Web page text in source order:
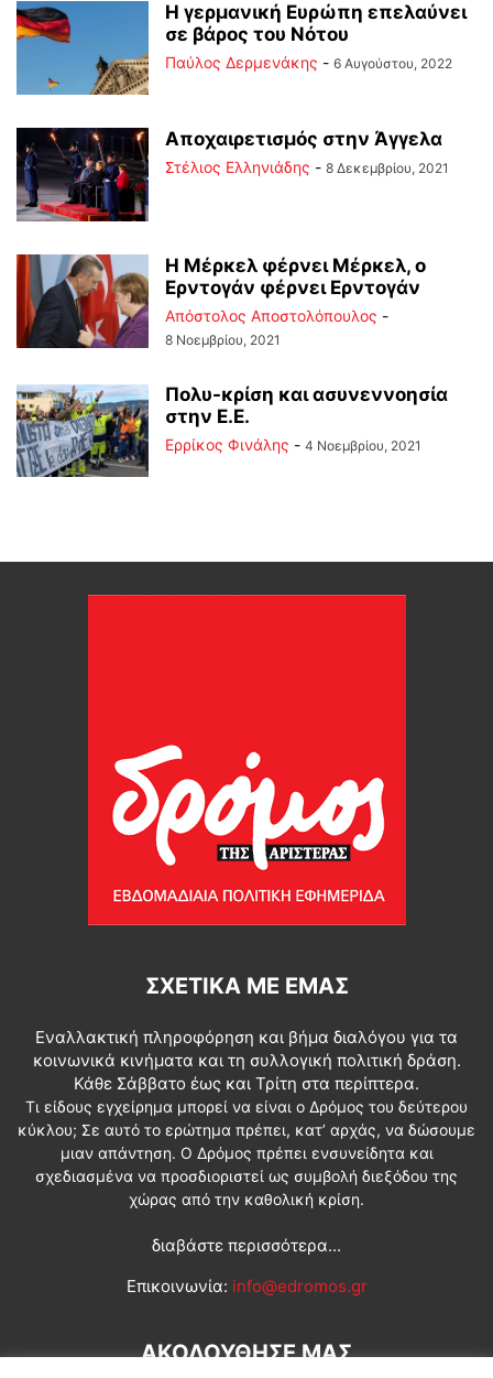
Η γερμανική Ευρώπη επελαύνει
σε βάρος του Νότου
Παύλος Δερμενάκης - 6 Αυγούστου, 2022
Αποχαιρετισμός στην Άγγελα
Στέλιος Ελληνιάδης - 8 Δεκεμβρίου, 2021
Η Μέρκελ φέρνει Μέρκελ, ο
Ερντογάν φέρνει Ερντογάν
Απόστολος Αποστολόπουλος -
8 Νοεμβρίου, 2021
Πολυ-κρίση και ασυνεννοησία
στην Ε.Ε.
Ερρίκος Φινάλης - 4 Νοεμβρίου, 2021
ΣΧΕΤΙΚΆ ΜΕ ΕΜΆΣ
Εναλλακτική πληροφόρηση και βήμα διαλόγου για τα
κοινωνικά κινήματα και τη συλλογική πολιτική δράση.
Κάθε Σάββατο έως και Τρίτη στα περίπτερα.
Τι είδους εγχείρημα μπορεί να είναι ο Δρόμος του δεύτερου
κύκλου; Σε αυτό το ερώτημα πρέπει, κατ’ αρχάς, να δώσουμε
μιαν απάντηση. Ο Δρόμος πρέπει ενσυνείδητα και
σχεδιασμένα να προσδιοριστεί ως συμβολή διεξόδου της
χώρας από την καθολική κρίση.
διαβάστε περισσότερα...
Επικοινωνία: info@edromos.gr
ΑΚΟΛΟΥΘΗΣΕ ΜΑΣ